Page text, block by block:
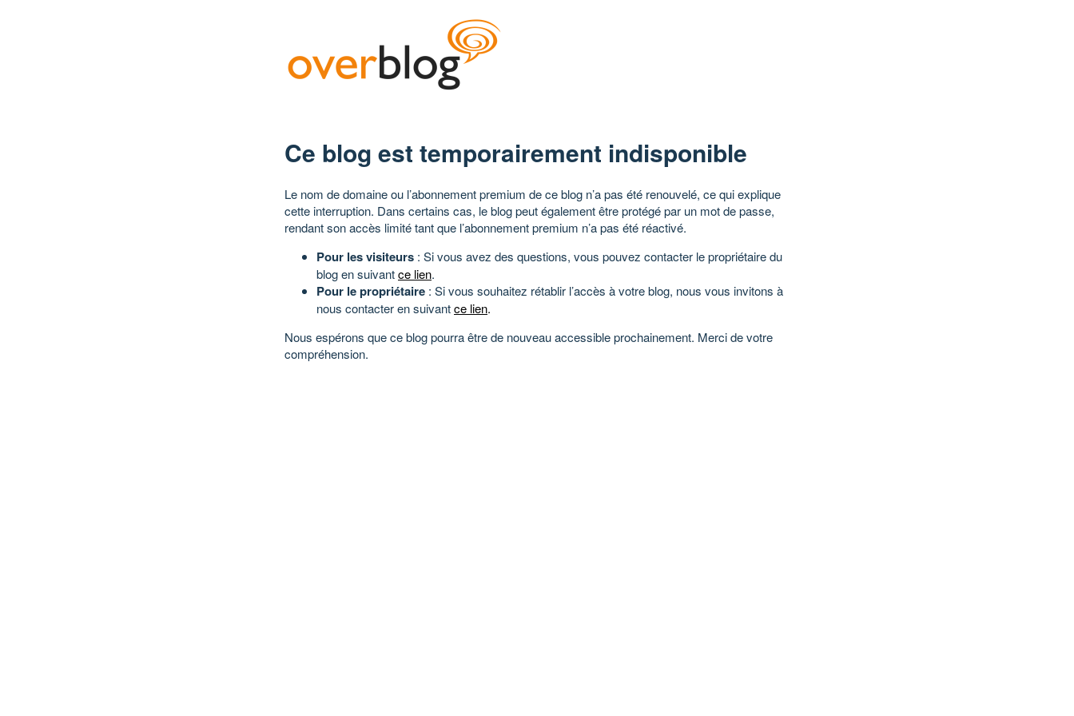
Ce blog est temporairement indisponible
Le nom de domaine ou l’abonnement premium de ce blog n’a pas été renouvelé, ce qui explique
cette interruption. Dans certains cas, le blog peut également être protégé par un mot de passe,
rendant son accès limité tant que l’abonnement premium n’a pas été réactivé.
Pour les visiteurs : Si vous avez des questions, vous pouvez contacter le propriétaire du
blog en suivantce lien.
Pour le propriétaire : Si vous souhaitez rétablir l’accès à votre blog, nous vous invitons à
nous contacter en suivantce lien.
Nous espérons que ce blog pourra être de nouveau accessible prochainement. Merci de votre
compréhension.